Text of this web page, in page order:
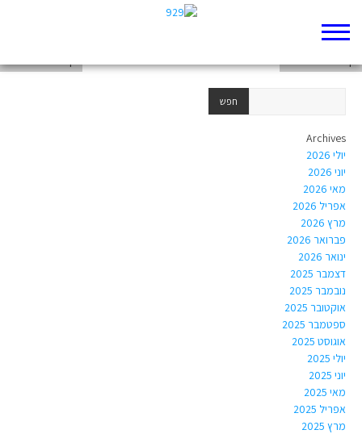
Archives
יולי 2026
יוני 2026
מאי 2026
אפריל 2026
מרץ 2026
פברואר 2026
ינואר 2026
דצמבר 2025
נובמבר 2025
אוקטובר 2025
ספטמבר 2025
אוגוסט 2025
יולי 2025
יוני 2025
מאי 2025
אפריל 2025
מרץ 2025